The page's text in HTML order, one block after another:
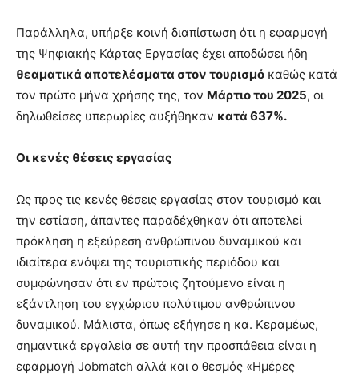
Παράλληλα, υπήρξε κοινή διαπίστωση ότι η εφαρμογή
της Ψηφιακής Κάρτας Εργασίας έχει αποδώσει ήδη
θεαματικά αποτελέσματα στον τουρισμό καθώς κατά
τον πρώτο μήνα χρήσης της, τον Μάρτιο του 2025, οι
δηλωθείσες υπερωρίες αυξήθηκαν κατά 637%.
Οι κενές θέσεις εργασίας
Ως προς τις κενές θέσεις εργασίας στον τουρισμό και
την εστίαση, άπαντες παραδέχθηκαν ότι αποτελεί
πρόκληση η εξεύρεση ανθρώπινου δυναμικού και
ιδιαίτερα ενόψει της τουριστικής περιόδου και
συμφώνησαν ότι εν πρώτοις ζητούμενο είναι η
εξάντληση του εγχώριου πολύτιμου ανθρώπινου
δυναμικού. Μάλιστα, όπως εξήγησε η κα. Κεραμέως,
σημαντικά εργαλεία σε αυτή την προσπάθεια είναι η
εφαρμογή Jobmatch αλλά και ο θεσμός «Ημέρες